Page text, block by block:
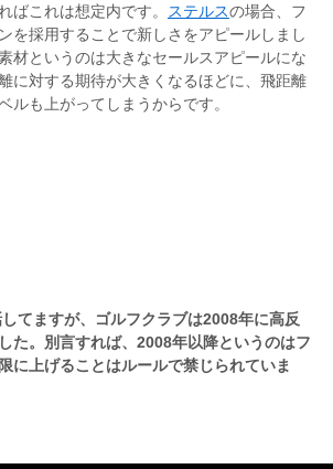
ばこれは想定内です。
ステルスの場合、フ
を採用することで新しさをアピールしまし
材というのは大きなセールスアピールにな
に対する期待が大きくなるほどに、飛距離
ルも上がってしまうからです。
てますが、ゴルフクラブは2008年に高反
た。別言すれば、2008年以降というのはフ
に上げることはルールで禁じられていま